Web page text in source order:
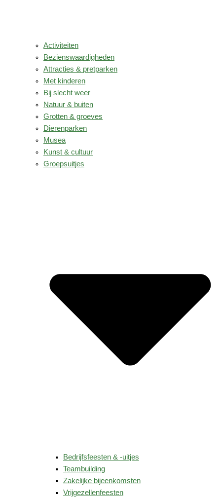
Activiteiten
Bezienswaardigheden
Attracties & pretparken
Met kinderen
Bij slecht weer
Natuur & buiten
Grotten & groeves
Dierenparken
Musea
Kunst & cultuur
Groepsuitjes
Bedrijfsfeesten & -uitjes
Teambuilding
Zakelijke bijeenkomsten
Vrijgezellenfeesten